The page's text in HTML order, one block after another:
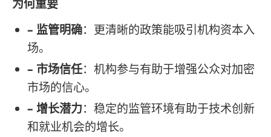
为何重要
– 监管明确：更清晰的政策能吸引机构资本入
场。
– 市场信任：机构参与有助于增强公众对加密
市场的信心。
– 增长潜力：稳定的监管环境有助于技术创新
和就业机会的增长。